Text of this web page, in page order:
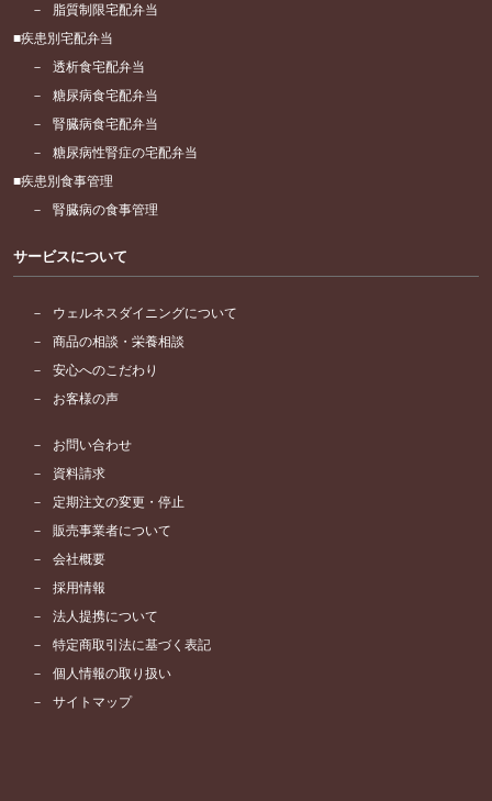
脂質制限宅配弁当
疾患別宅配弁当
透析食宅配弁当
糖尿病食宅配弁当
腎臓病食宅配弁当
糖尿病性腎症の宅配弁当
疾患別食事管理
腎臓病の食事管理
サービスについて
ウェルネスダイニングについて
商品の相談・栄養相談
安心へのこだわり
お客様の声
お問い合わせ
資料請求
定期注文の変更・停止
販売事業者について
会社概要
採用情報
法人提携について
特定商取引法に基づく表記
個人情報の取り扱い
サイトマップ